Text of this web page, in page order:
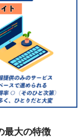
最大の特徴